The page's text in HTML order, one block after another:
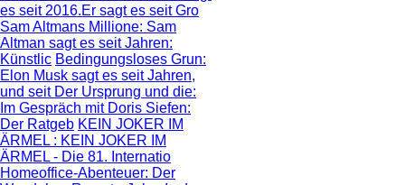
es seit 2016.Er sagt es seit Gro
Sam Altmans Millione: Sam
Altman sagt es seit Jahren:
Künstlic Bedingungsloses Grun:
Elon Musk sagt es seit Jahren,
und seit Der Ursprung und die:
Im Gespräch mit Doris Siefen:
Der Ratgeb KEIN JOKER IM
ÄRMEL : KEIN JOKER IM
ÄRMEL - Die 81. Internatio
Homeoffice-Abenteuer: Der